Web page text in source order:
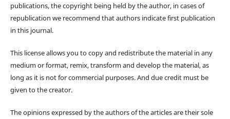
publications, the copyright being held by the author, in cases of
republication we recommend that authors indicate first publication
in this journal.
This license allows you to copy and redistribute the material in any
medium or format, remix, transform and develop the material, as
long as it is not for commercial purposes. And due credit must be
given to the creator.
The opinions expressed by the authors of the articles are their sole